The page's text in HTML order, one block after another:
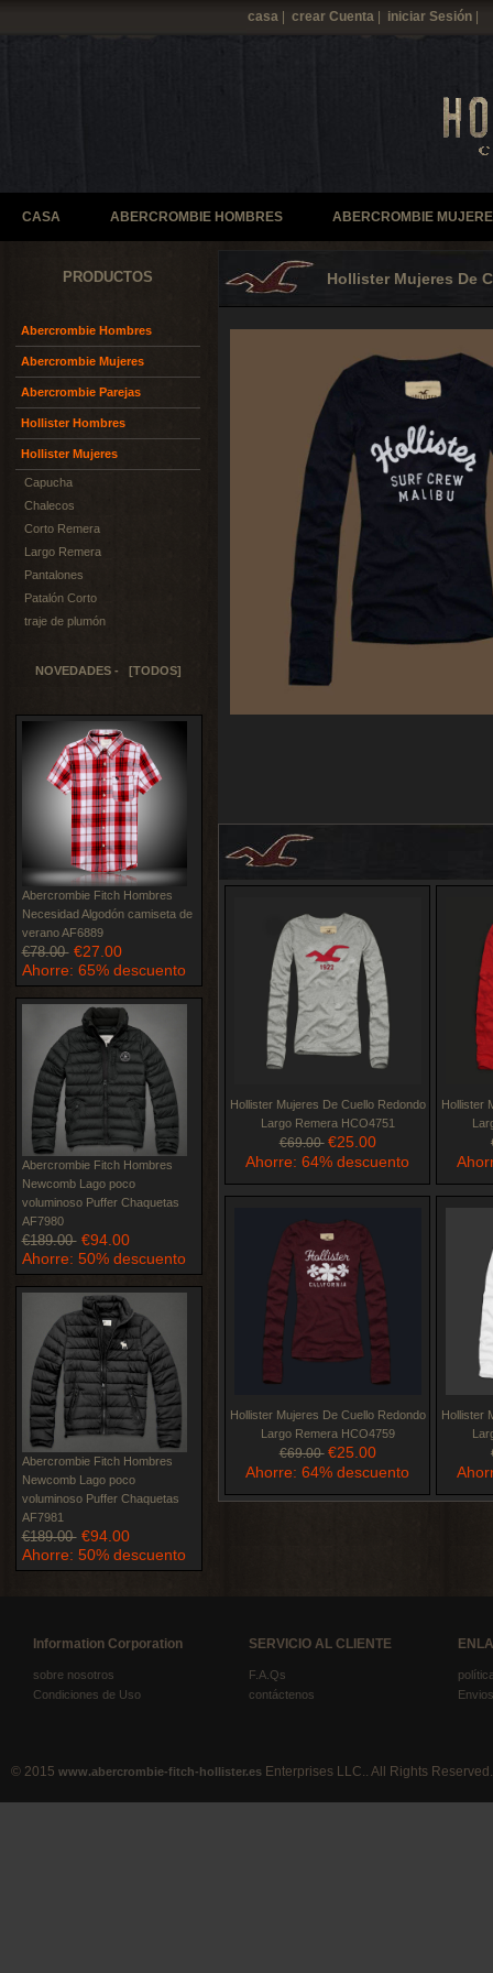
casa crear Cuenta iniciar Sesión
CASA ABERCROMBIE HOMBRES ABERCROMBIE
PRODUCTOS
Abercrombie Hombres
Abercrombie Mujeres
Abercrombie Parejas
Hollister Hombres
Hollister Mujeres
Capucha
Chalecos
Corto Remera
Largo Remera
Pantalones
Patalón Corto
traje de plumón
NOVEDADES - [TODOS]
Abercrombie Fitch Hombres
Necesidad Algodón camiseta de
verano AF6889
€78.00 €27.00
Ahorre: 65% descuento
Abercrombie Fitch Hombres
Newcomb Lago poco
voluminoso Puffer Chaquetas
AF7980
€189.00 €94.00
Ahorre: 50% descuento
Abercrombie Fitch Hombres
Newcomb Lago poco
voluminoso Puffer Chaquetas
AF7981
€189.00 €94.00
Ahorre: 50% descuento
Hollister Mujeres De
Hollister Mujeres De Cuello Redondo
Largo Remera HCO4751
€69.00 €25.00
Ahorre: 64% descuento
Hollister
Hollister Mujeres De Cuello Redondo
Largo Remera HCO4759
€69.00 €25.00
Ahorre: 64% descuento
Hollister
Information Corporation
sobre nosotros
Condiciones de Uso
SERVICIO AL CLIENTE
F.A.Qs
contáctenos
© 2015 www.abercrombie-fitch-hollister.es Enterprises LLC.. All Rights Reserved.